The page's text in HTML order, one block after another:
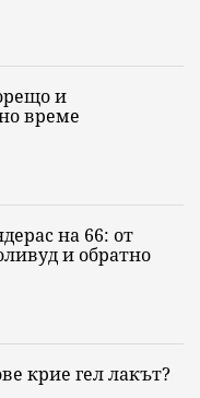
и
време
на 66: от
и обратно
крие гел лакът?